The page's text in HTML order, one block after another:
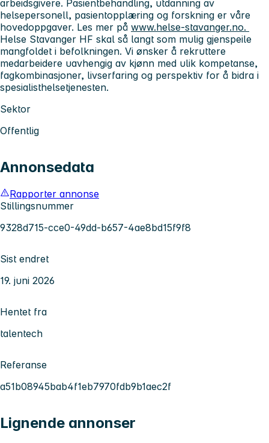
arbeidsgivere. Pasientbehandling, utdanning av
helsepersonell, pasientopplæring og forskning er våre
hovedoppgaver. Les mer på www.helse-stavanger.no.
Helse Stavanger HF skal så langt som mulig gjenspeile
mangfoldet i befolkningen. Vi ønsker å rekruttere
medarbeidere uavhengig av kjønn med ulik kompetanse,
fagkombinasjoner, livserfaring og perspektiv for å bidra i
spesialisthelsetjenesten.
Sektor
Offentlig
Annonsedata
Rapporter annonse
Stillingsnummer
9328d715-cce0-49dd-b657-4ae8bd15f9f8
Sist endret
19. juni 2026
Hentet fra
talentech
Referanse
a51b08945bab4f1eb7970fdb9b1aec2f
Lignende annonser